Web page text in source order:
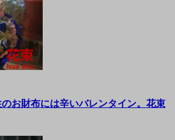
お財布には辛いバレンタイン。花束